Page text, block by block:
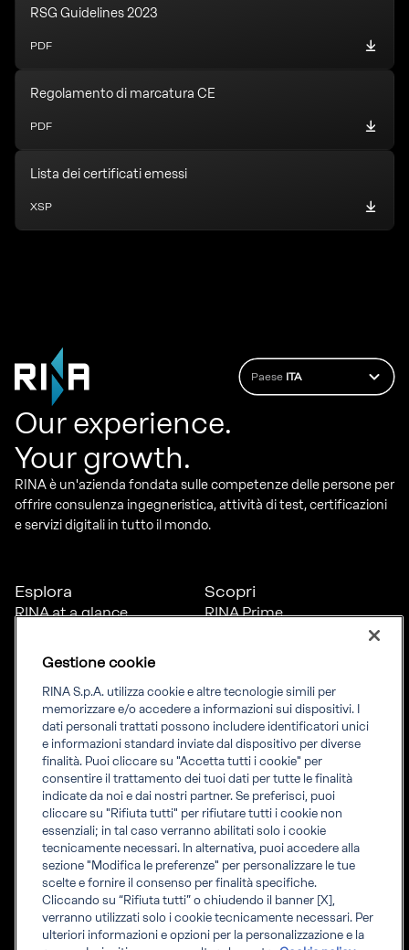
RSG Guidelines 2023
PDF
Regolamento di marcatura CE
PDF
Lista dei certificati emessi
XSP
Paese ITA
Our experience.
Your growth.
RINA è un'azienda fondata sulle competenze delle persone per
offrire consulenza ingegneristica, attività di test, certificazioni
e servizi digitali in tutto il mondo.
Esplora
RINA at a glance
inclusione
News
Progetti
Sostenibilità
Scopri
RINA Prime
Connettiti
Uffici
Certification Member
Area
Certificati clienti
certification
Marine Member Area
Applicazioni digitali
marine
Informati
Informazioni legali
Compliance
Governance
Whistleblowing
Fatturazione elettronica
Accreditamenti RINA
Regolamenti RINA
Gestione cookie
RINA S.p.A. utilizza cookie e altre tecnologie simili per
memorizzare e/o accedere a informazioni sui dispositivi. I
dati personali trattati possono includere identificatori unici
e informazioni standard inviate dal dispositivo per diverse
finalità. Puoi cliccare su "Accetta tutti i cookie" per
consentire il trattamento dei tuoi dati per tutte le finalità
indicate da noi e dai nostri partner. Se preferisci, puoi
cliccare su "Rifiuta tutti" per rifiutare tutti i cookie non
essenziali; in tal caso verranno abilitati solo i cookie
tecnicamente necessari. In alternativa, puoi accedere alla
sezione "Modifica le preferenze" per personalizzare le tue
scelte e fornire il consenso per finalità specifiche.
Cliccando su “Rifiuta tutti” o chiudendo il banner [X],
verranno utilizzati solo i cookie tecnicamente necessari. Per
ulteriori informazioni e opzioni per la personalizzazione e la